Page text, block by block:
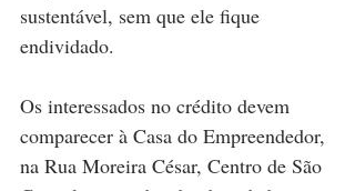
sustentável, sem que ele fique
endividado.
Os interessados no crédito devem
comparecer à Casa do Empreendedor,
na Rua Moreira César, Centro de São